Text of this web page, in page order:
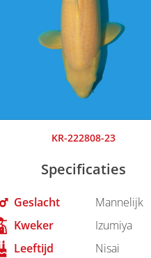
KR-222808-23
Specificaties
Geslacht
Mannelijk
Kweker
Izumiya
Leeftijd
Nisai